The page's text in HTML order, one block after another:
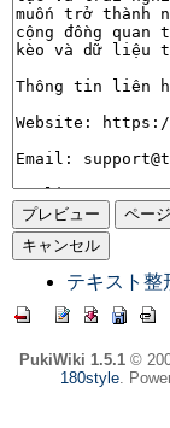
テキスト整
PukiWiki 1.5.1©
180style.